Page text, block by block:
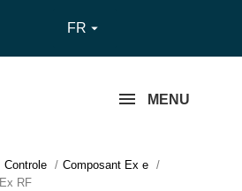
FR 
MENU
Controle
Composant Ex e
Ex RF